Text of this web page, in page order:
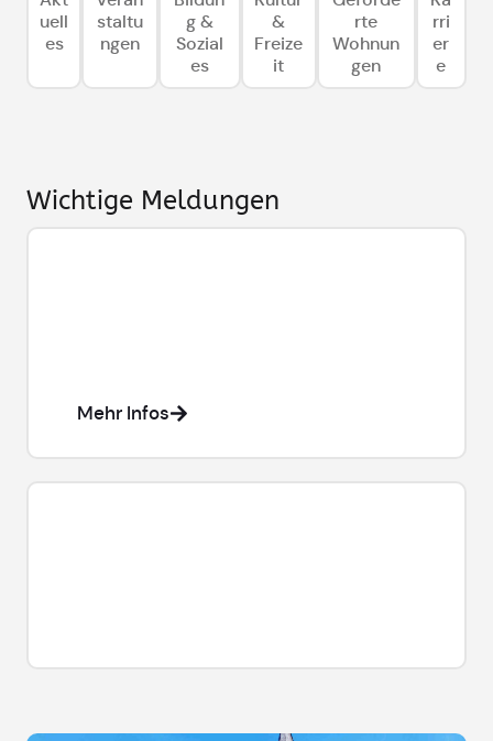
uell
es
staltu
ngen
g &
Sozial
es
&
Freize
it
rte
Wohnun
gen
rri
er
e
Wichtige Meldungen
Mehr Infos